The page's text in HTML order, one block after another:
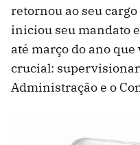
retornou ao seu
iniciou seu mandato
até março do ano
crucial: supervisionar
Administração e o